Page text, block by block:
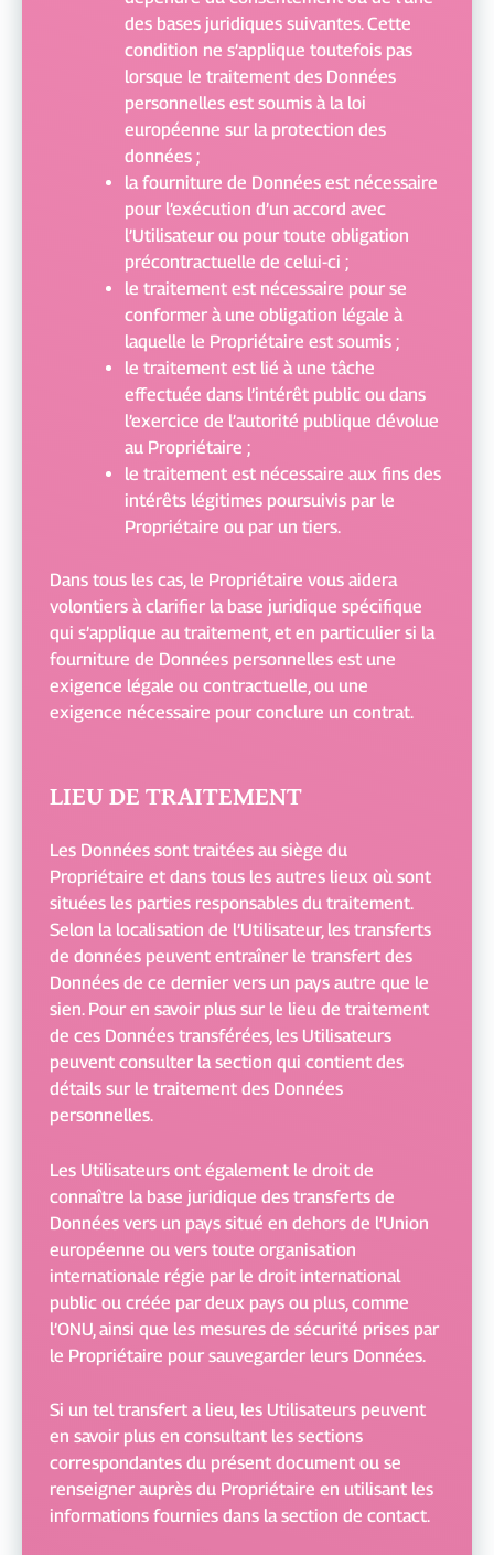
des bases juridiques suivantes. Cette
condition ne s’applique toutefois pas
lorsque le traitement des Données
personnelles est soumis à la loi
européenne sur la protection des
données ;
la fourniture de Données est nécessaire
pour l’exécution d’un accord avec
l’Utilisateur ou pour toute obligation
précontractuelle de celui-ci ;
le traitement est nécessaire pour se
conformer à une obligation légale à
laquelle le Propriétaire est soumis ;
le traitement est lié à une tâche
effectuée dans l’intérêt public ou dans
l’exercice de l’autorité publique dévolue
au Propriétaire ;
le traitement est nécessaire aux fins des
intérêts légitimes poursuivis par le
Propriétaire ou par un tiers.
Dans tous les cas, le Propriétaire vous aidera
volontiers à clarifier la base juridique spécifique
qui s’applique au traitement, et en particulier si la
fourniture de Données personnelles est une
exigence légale ou contractuelle, ou une
exigence nécessaire pour conclure un contrat.
LIEU DE TRAITEMENT
Les Données sont traitées au siège du
Propriétaire et dans tous les autres lieux où sont
situées les parties responsables du traitement.
Selon la localisation de l’Utilisateur, les transferts
de données peuvent entraîner le transfert des
Données de ce dernier vers un pays autre que le
sien. Pour en savoir plus sur le lieu de traitement
de ces Données transférées, les Utilisateurs
peuvent consulter la section qui contient des
détails sur le traitement des Données
personnelles.
Les Utilisateurs ont également le droit de
connaître la base juridique des transferts de
Données vers un pays situé en dehors de l’Union
européenne ou vers toute organisation
internationale régie par le droit international
public ou créée par deux pays ou plus, comme
l’ONU, ainsi que les mesures de sécurité prises par
le Propriétaire pour sauvegarder leurs Données.
Si un tel transfert a lieu, les Utilisateurs peuvent
en savoir plus en consultant les sections
correspondantes du présent document ou se
renseigner auprès du Propriétaire en utilisant les
informations fournies dans la section de contact.